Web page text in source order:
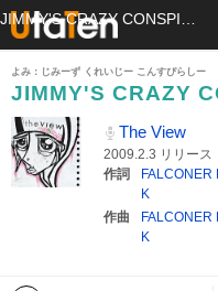
よみ：じみーず くれいじー こんすぴらしー
JIMMY'S CRAZY
The View
2009.2.3 リリース
作詞
FALCONER
K
作曲
FALCONER
K